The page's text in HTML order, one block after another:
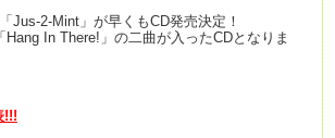
Jus-2-Mint」が早くもCD発売決定！
Hang In There!」の二曲が入ったCDとなりま
!!!